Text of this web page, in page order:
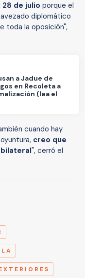
de julio porque el
diplomático
toda la oposición",
a Jadue de
en Recoleta a
(lea el
cuando hay
creo que
", cerró el